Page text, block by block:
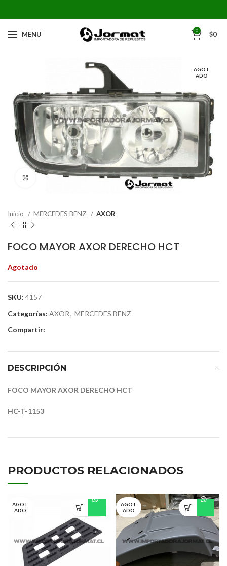
MENU 0 $0
AGOT
ADO
Click to enlarge
Inicio MERCEDES BENZ AXOR
FOCO MAYOR AXOR DERECHO HCT
Agotado
SKU: 4157
Categorías: AXOR, MERCEDES BENZ
Compartir:
DESCRIPCIÓN
FOCO MAYOR AXOR DERECHO HCT
HC-T-1153
PRODUCTOS RELACIONADOS
AGOT
ADO
AGOT
ADO